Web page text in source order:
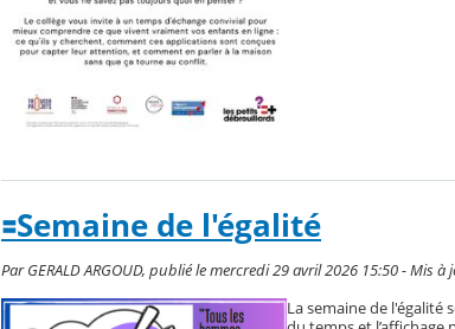
🟰Semaine de l'égalité
Par GERALD ARGOUD, publié le mercredi 29 avril 2026 15:50 - Mis
La semaine de l'égalité